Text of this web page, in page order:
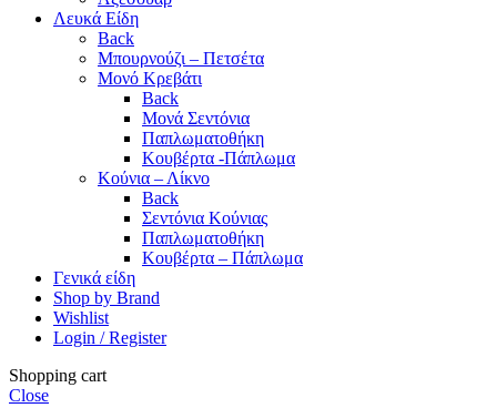
Λευκά Είδη
Back
Μπουρνούζι – Πετσέτα
Μονό Κρεβάτι
Back
Μονά Σεντόνια
Παπλωματοθήκη
Κουβέρτα -Πάπλωμα
Κούνια – Λίκνο
Back
Σεντόνια Κούνιας
Παπλωματοθήκη
Κουβέρτα – Πάπλωμα
Γενικά είδη
Shop by Brand
Wishlist
Login / Register
Shopping cart
Close